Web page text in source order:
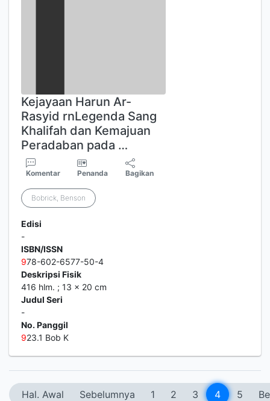
Kejayaan Harun Ar-
Rasyid rnLegenda Sang
Khalifah dan Kemajuan
Peradaban pada …
Komentar Penanda Bagikan
Bobrick, Benson
Edisi
-
ISBN/ISSN
978-602-6577-50-4
Deskripsi Fisik
416 hlm. ; 13 x 20 cm
Judul Seri
-
No. Panggil
923.1 Bob K
Hal. Awal Sebelumnya 1 2 3 4 5